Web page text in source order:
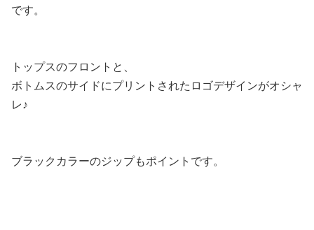
です。
トップスのフロントと、
ボトムスのサイドにプリントされたロゴデザインがオシャ
レ♪
ブラックカラーのジップもポイントです。